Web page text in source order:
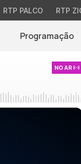
RTP PALCO RTP
Programação
NO AR